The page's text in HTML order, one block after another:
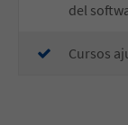
del
Cursos